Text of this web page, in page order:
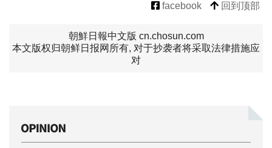
facebook 回到顶部
朝鮮日報中文版 cn.chosun.com
本文版权归朝鲜日报网所有, 对于抄袭者将采取法律措施应
对